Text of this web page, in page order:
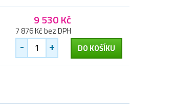
9 530 Kč
7 876 Kč bez DPH
- + DO KOŠÍKU